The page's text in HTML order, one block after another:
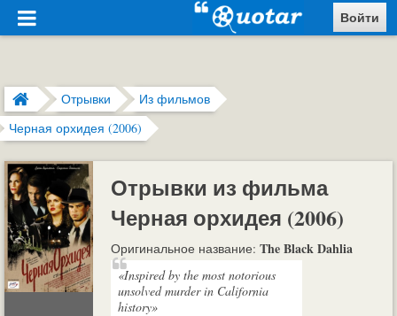
Войти
Отрывки
Из фильмов
Черная орхидея (2006)
Отрывки из фильма
Черная орхидея (2006)
Оригинальное название: The Black Dahlia
«Inspired by the most notorious
unsolved murder in California
history»